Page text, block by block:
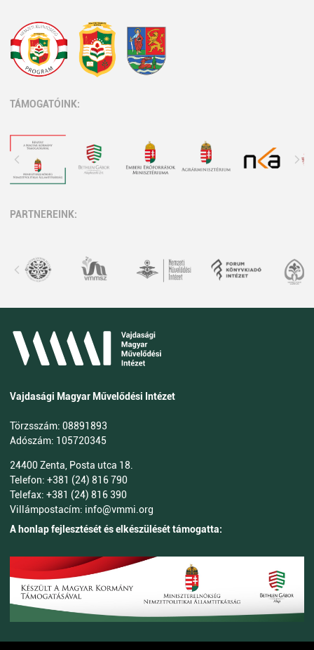
TÁMOGATÓINK:
PARTNEREINK:
Vajdasági Magyar Művelődési Intézet
Törzsszám: 08891893
Adószám: 105720345
24400 Zenta, Posta utca 18.
Telefon: +381 (24) 816 790
Telefax: +381 (24) 816 390
Villámpostacím: info@vmmi.org
A honlap fejlesztését és elkészülését támogatta: